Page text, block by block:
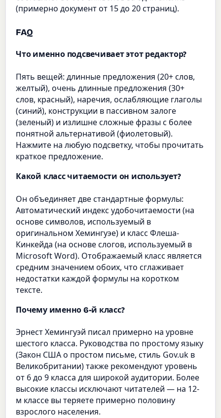
(примерно документ от 15 до 20 страниц).
FAQ
Что именно подсвечивает этот редактор?
Пять вещей: длинные предложения (20+ слов,
желтый), очень длинные предложения (30+
слов, красный), наречия, ослабляющие глаголы
(синий), конструкции в пассивном залоге
(зеленый) и излишне сложные фразы с более
понятной альтернативой (фиолетовый).
Нажмите на любую подсветку, чтобы прочитать
краткое предложение.
Какой класс читаемости он использует?
Он объединяет две стандартные формулы:
Автоматический индекс удобочитаемости (на
основе символов, используемый в
оригинальном Хемингуэе) и класс Флеша-
Кинкейда (на основе слогов, используемый в
Microsoft Word). Отображаемый класс является
средним значением обоих, что сглаживает
недостатки каждой формулы на коротком
тексте.
Почему именно 6-й класс?
Эрнест Хемингуэй писал примерно на уровне
шестого класса. Руководства по простому языку
(Закон США о простом письме, стиль Gov.uk в
Великобритании) также рекомендуют уровень
от 6 до 9 класса для широкой аудитории. Более
высокие классы исключают читателей — на 12-
м классе вы теряете примерно половину
взрослого населения.